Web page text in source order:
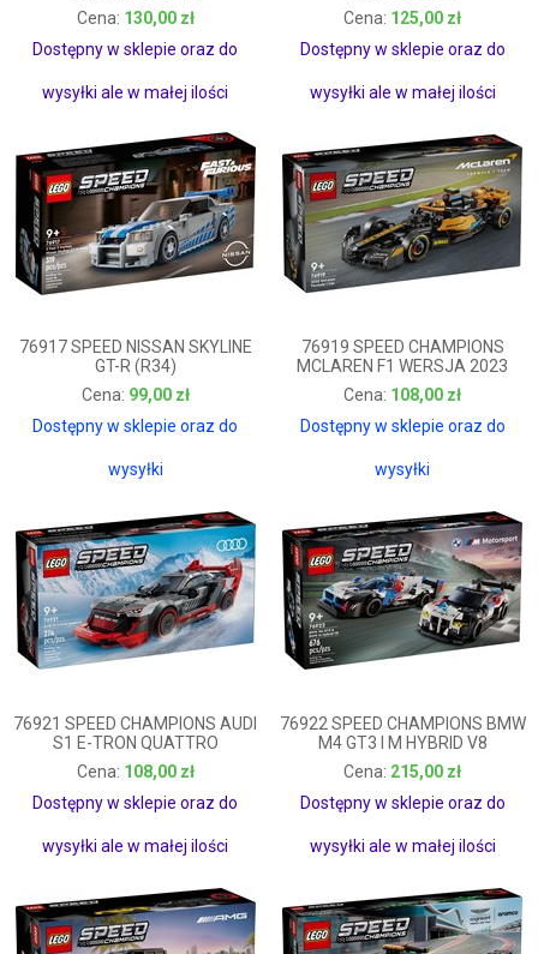
130,00 zł
Dostępny w sklepie oraz do
wysyłki ale w małej ilości
130,00 zł
125,00 zł
Dostępny w sklepie oraz do
wysyłki ale w małej ilości
125,00 zł
76917 SPEED NISSAN SKYLINE
GT-R (R34)
99,00 zł
Dostępny w sklepie oraz do
wysyłki
99,00 zł
76919 SPEED CHAMPIONS
MCLAREN F1 WERSJA 2023
108,00 zł
Dostępny w sklepie oraz do
wysyłki
108,00 zł
76921 SPEED CHAMPIONS AUDI
S1 E-TRON QUATTRO
108,00 zł
Dostępny w sklepie oraz do
wysyłki ale w małej ilości
108,00 zł
76922 SPEED CHAMPIONS BMW
M4 GT3 I M HYBRID V8
215,00 zł
Dostępny w sklepie oraz do
wysyłki ale w małej ilości
215,00 zł